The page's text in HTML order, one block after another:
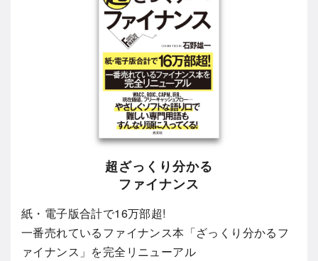
超ざっくり分かる
ファイナンス
紙・電子版合計で16万部超!
一番売れているファイナンス本「ざっくり分かるフ
ァイナンス」を完全リニューアル